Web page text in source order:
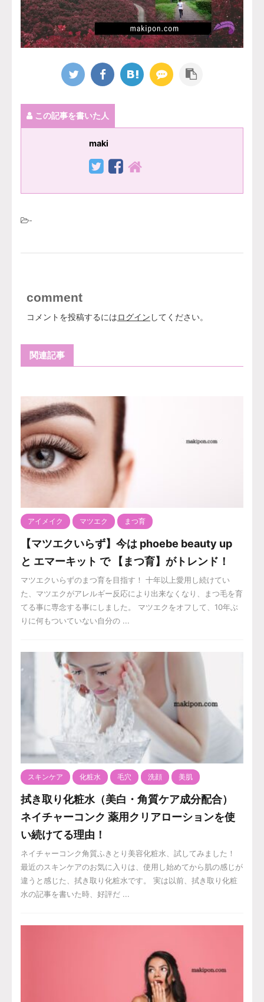
この記事を書いた人
maki
-
comment
コメントを投稿するにはログイン してください。
関連記事
アイメイク マツエク まつ育
【マツエクいらず】今は phoebe beauty up
と エマーキット で 【まつ育】がトレンド！
マツエクいらずのまつ育を目指す！ 十年以上愛用し続けてい
た、マツエクがアレルギー反応により出来なくなり、まつ毛を育
てる事に専念する事にしました。 マツエクをオフして、10年ぶ
りに何もついていない自分の ...
スキンケア 化粧水 毛穴 洗顔 美肌
拭き取り化粧水（美白・角質ケア成分配合）
ネイチャーコンク 薬用クリアローションを使
い続けてる理由！
ネイチャーコンク角質ふきとり美容化粧水、試してみました！
最近のスキンケアのお気に入りは、使用し始めてから肌の感じが
違うと感じた、拭き取り化粧水です。 実は以前、拭き取り化粧
水の記事を書いた時、好評だ ...